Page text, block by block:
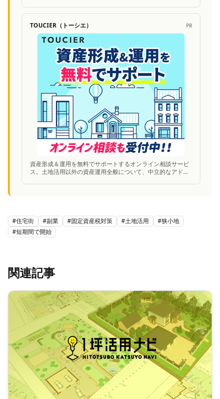
TOUCIER（トーシエ） PR
資産形成＆運用を無料でサポートするオンライン相談サービ
ス。土地活用以外の資産運用全般について、中立的なアドバ
#住宅街 #副業 #固定資産税対策 #土地活用 #狭小地
#短期間で開始
関連記事